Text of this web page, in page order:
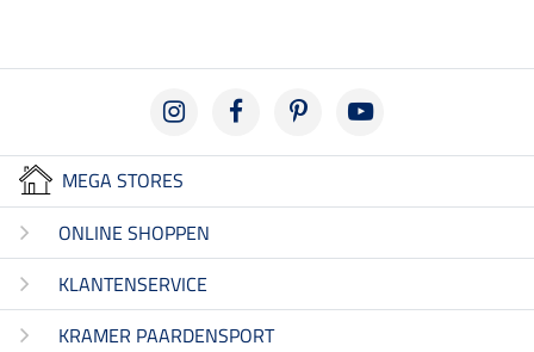
MEGA STORES
ONLINE SHOPPEN
KLANTENSERVICE
KRAMER PAARDENSPORT